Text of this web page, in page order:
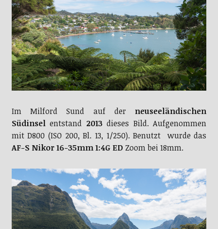
Im Milford Sund auf der neuseeländischen
Südinselentstand 2013 dieses Bild. Aufgenommen
mit D800 (ISO 200, Bl. 13, 1/250). Benutzt wurde das
AF-S Nikor 16-35mm 1:4G ED Zoom bei 18mm.